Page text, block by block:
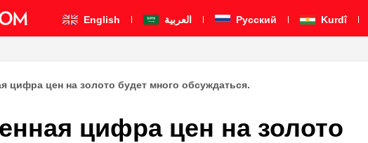
English العربية Pусский Kurdî
цифра цен на золото будет много обсуждаться.
цифра цен на золото